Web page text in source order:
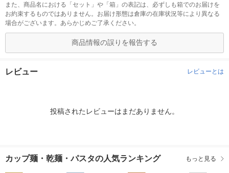
また、商品名における「セット」や「箱」の表記は、必ずしも箱でのお届けを
お約束するものではありません。お届け形態は倉庫の在庫状況等により異なる
場合がございます。あらかじめご了承ください。
商品情報の誤りを報告する
レビュー レビューとは
投稿されたレビューはまだありません。
カップ麺・乾麺・パスタの人気ランキング もっと見る